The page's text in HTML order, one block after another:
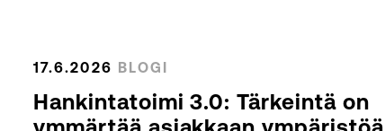
17.6.2026 BLOGI
Hankintatoimi 3.0: Tärkeintä on